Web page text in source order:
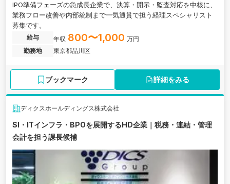
IPO準備フェーズの急成長企業で、決算・開示・監査対応を中核に、
業務フロー改善や内部統制まで一気通貫で担う経理スペシャリスト
募集です。
給与 年収 800〜1,000 万円
勤務地
東京都品川区
ブックマーク 詳細をみる
ディクスホールディングス株式会社
SI・ITインフラ・BPOを展開するHD企業｜税務・連結・管理
会計を担う課長候補